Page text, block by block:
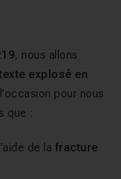
, nous allons
explosé en
pour nous
que :
de la fracture